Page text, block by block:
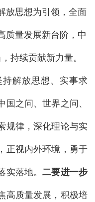
放思想为引领，全面
质量发展新台阶，中
持续贡献新力量。
持解放思想、实事求
之问、世界之问、
规律，深化理论与实
正视内外环境，勇于
实落地。二要进一步
高质量发展，积极培